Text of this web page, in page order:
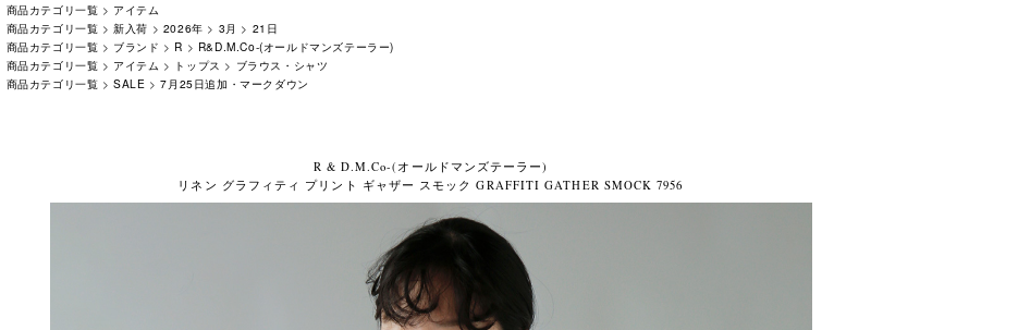
商品カテゴリ一覧 > アイテム
商品カテゴリ一覧 >新入荷 > 2026年 > 3月 > 21日
商品カテゴリ一覧 > ブランド > R > R&D.M.Co-(オールドマンズテーラー)
商品カテゴリ一覧 > アイテム > トップス > ブラウス・シャツ
商品カテゴリ一覧 >SALE >7月25日追加・マークダウン
R & D.M.Co-(オールドマンズテーラー)
リネン グラフィティ プリント ギャザー スモック GRAFFITI GATHER SMOCK 7956